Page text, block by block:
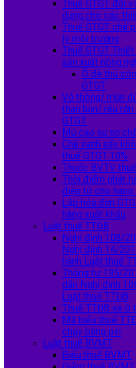
Thuế GTGT đối
dụng cho các
Thuế GTGT chế
lý môi trường
Thuế GTGT
sản xuất nông
Ổ đẻ thủ
GTGT
Vỏ thông/ mùn
than bùn/ rêu
GTGT
Mủ cao su sơ
Chè xanh sấy
thuế GTGT 10%
Thuốc BVTV
Thời điểm phát
điện tử cho hàng
Lập hóa đơn
hàng xuất khẩu
Luật thuế TTĐB
Nghị định 108/
Nghị định 14/
hành Luật thuế
Thông tư 195/
dẫn Nghị định
Luật thuế TTĐB
Thuế TTĐB xe ô
Mã biểu thuế
chạy bằng pin
Luật thuế BVMT
Biểu thuế BVMT